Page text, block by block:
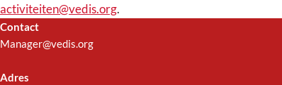
activiteiten@vedis.org.
Contact
Manager@vedis.org
Adres